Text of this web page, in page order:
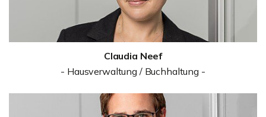
Claudia Neef
- Hausverwaltung / Buchhaltung -